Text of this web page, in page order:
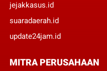
jejakkasus.id
suaradaerah.id
update24jam.id
MITRA PERUSAHAAN